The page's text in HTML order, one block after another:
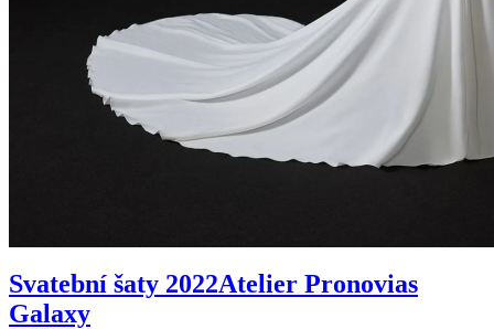
Svatební šaty 2022Atelier Pronovias
Galaxy